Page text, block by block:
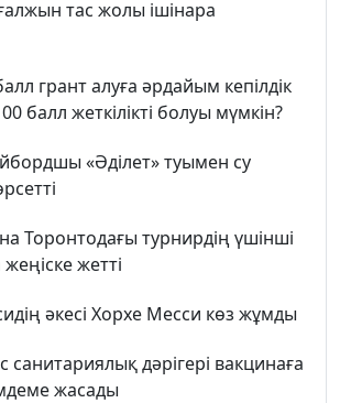
тас жолы ішінара
грант алуға әрдайым кепілдік
балл жеткілікті болуы мүмкін?
«Әділет» туымен су
Торонтодағы турнирдің үшінші
жетті
әкесі Хорхе Месси көз жұмды
санитариялық дәрігері вакцинаға
жасады